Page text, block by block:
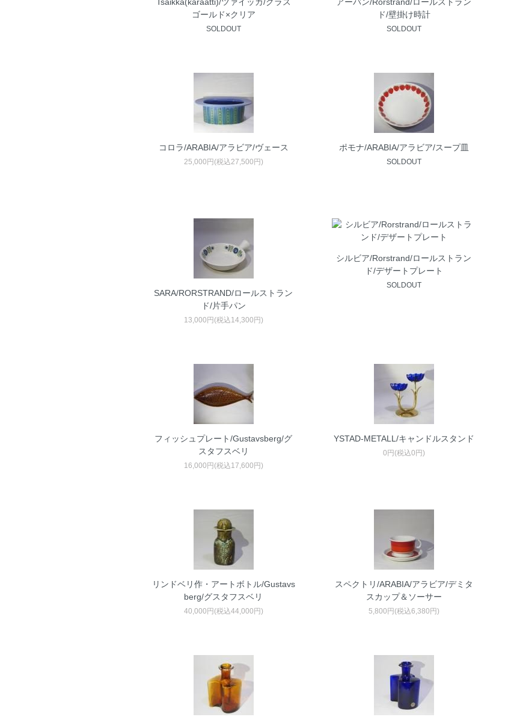
ゴールド×クリア
SOLDOUT
ド/壁掛け時計
SOLDOUT
コロラ/ARABIA/アラビア/ヴェース
25,000円(税込27,500円)
ポモナ/ARABIA/アラビア/スープ皿
SOLDOUT
SARA/RORSTRAND/ロールストラン
ド/片手パン
13,000円(税込14,300円)
シルビア/Rorstrand/ロールストラン
ド/デザートプレート
SOLDOUT
フィッシュプレート/Gustavsberg/グ
スタフスベリ
16,000円(税込17,600円)
YSTAD-METALL/キャンドルスタンド
0円(税込0円)
リンドベリ作・アートボトル/Gustavs
berg/グスタフスベリ
40,000円(税込44,000円)
スペクトリ/ARABIA/アラビア/デミタ
スカップ＆ソーサー
5,800円(税込6,380円)